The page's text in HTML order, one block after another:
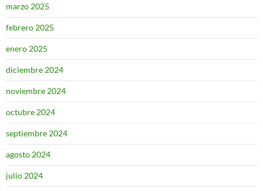
marzo 2025
febrero 2025
enero 2025
diciembre 2024
noviembre 2024
octubre 2024
septiembre 2024
agosto 2024
julio 2024